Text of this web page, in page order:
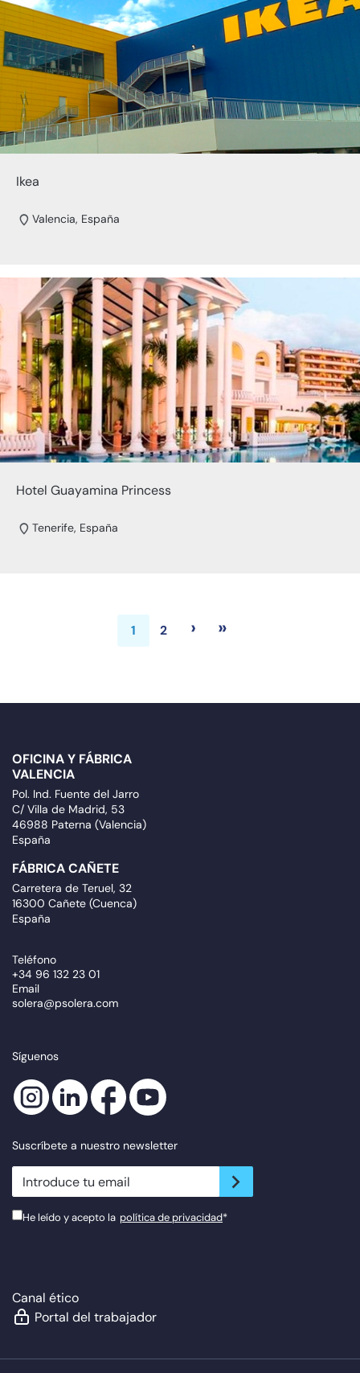
Ikea
Valencia, España
Hotel Guayamina Princess
Tenerife, España
1 2 ›Siguiente página
»Última página
OFICINA Y FÁBRICA
VALENCIA
Pol. Ind. Fuente del Jarro
C/ Villa de Madrid, 53
46988 Paterna (Valencia)
España
FÁBRICA CAÑETE
Carretera de Teruel, 32
16300 Cañete (Cuenca)
España
Teléfono
+34 96 132 23 01
Email
solera@psolera.com
Síguenos
Suscríbete a nuestro newsletter
newsletter.suscribe
He leído y acepto la política de privacidad*
Canal ético
Portal del trabajador